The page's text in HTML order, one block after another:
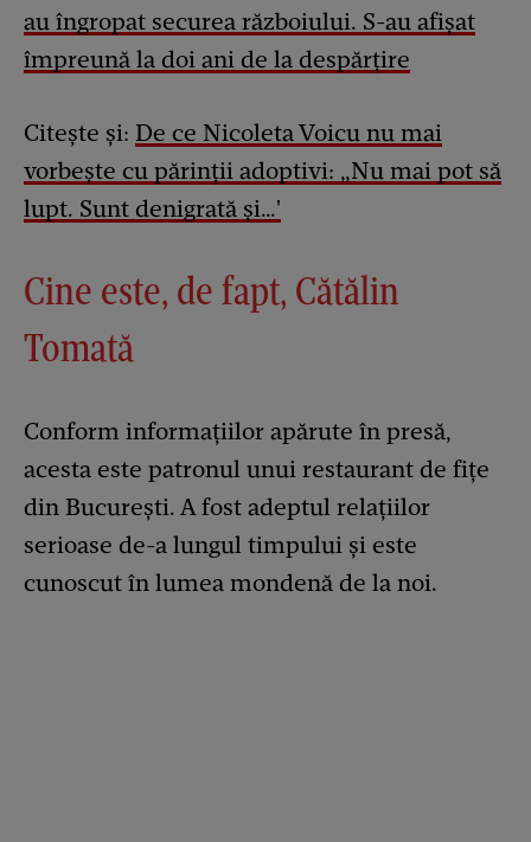
au îngropat securea războiului. S-au afișat
împreună la doi ani de la despărțire
Citește și: De ce Nicoleta Voicu nu mai
vorbește cu părinții adoptivi: „Nu mai pot să
lupt. Sunt denigrată și…'
Cine este, de fapt, Cătălin
Tomată
Conform informațiilor apărute în presă,
acesta este patronul unui restaurant de fiţe
din Bucureşti. A fost adeptul relațiilor
serioase de-a lungul timpului și este
cunoscut în lumea mondenă de la noi.